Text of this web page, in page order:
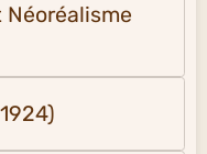
Néoréalisme